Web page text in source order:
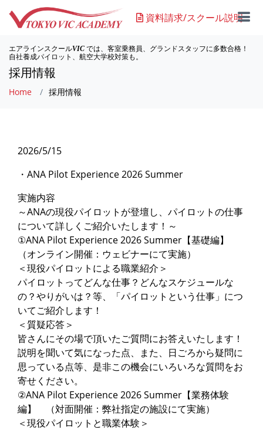
資料請求/スクール説明
エアラインスクールVIC では、客室乗務員、グランドスタッフに多数合格！
自社養成パイロット、航空大学校対策も。
採用情報
Home 採用情報
2026/5/15
・ANA Pilot Experience 2026 Summer
実施内容
～ANAの現役パイロットが登壇し、パイロットの仕事
について詳しくご紹介いたします！～
①ANA Pilot Experience 2026 Summer【基礎編】
（オンライン開催：ウェビナーにて実施）
＜現役パイロットによる職業紹介＞
パイロットってどんな仕事？どんなスケジュールな
の？やりがいは？等、「パイロットという仕事」につ
いてご紹介します！
＜質疑応答＞
皆さんにその場で頂いたご質問にお答えいたします！
説明を聞いて気になった点、また、日ごろから疑問に
思っている点等、是非この機会にいろいろな質問をお
寄せください。
②ANA Pilot Experience 2026 Summer【業務体験
編】 （対面開催：弊社指定の施設にて実施）
＜現役パイロットと職業体験＞